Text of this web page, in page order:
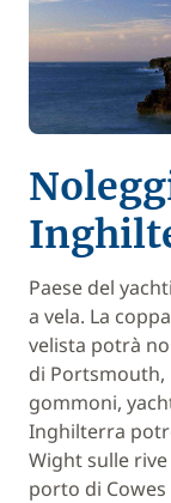
Paese del
a vela. La
velista potrà
di Portsmouth,
gommoni,
Inghilterra
Wight sulle
porto di